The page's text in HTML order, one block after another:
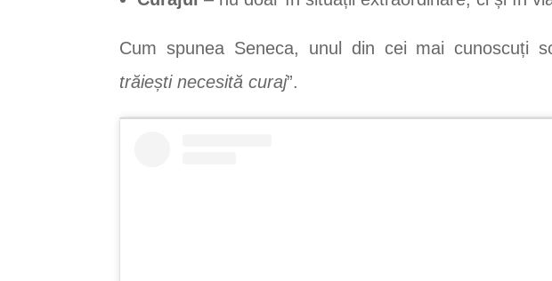
Cum spunea Seneca, unul din cei mai cunoscuți
trăiești necesită curaj”.